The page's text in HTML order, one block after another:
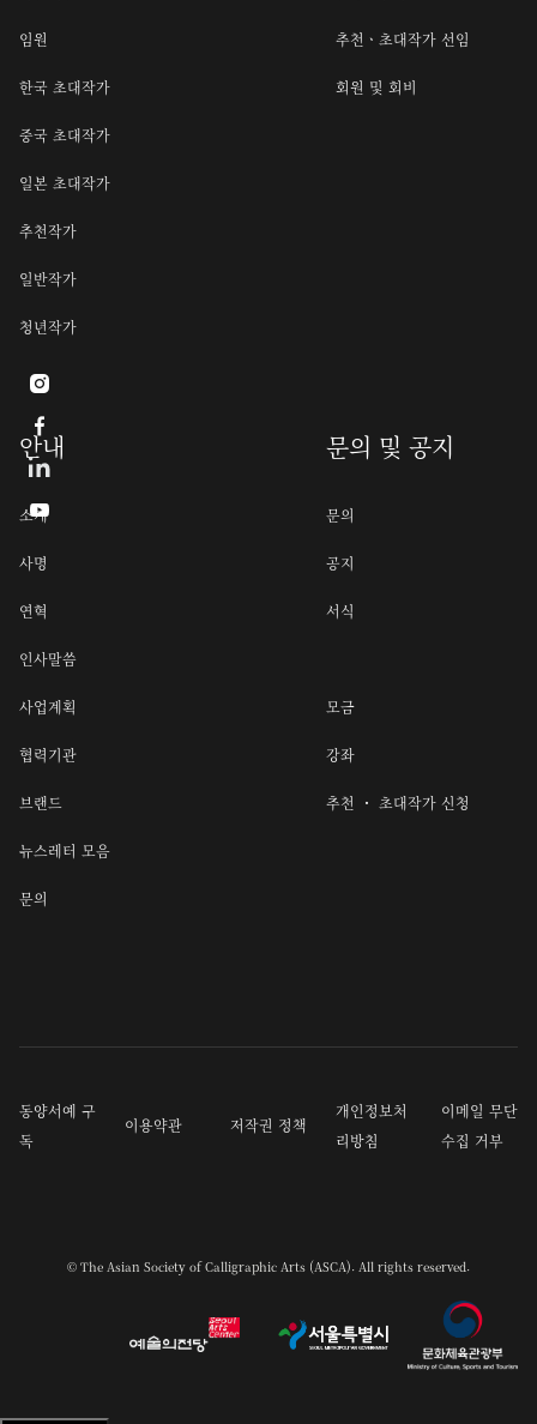
임원
한국 초대작가
중국 초대작가
일본 초대작가
추천작가
일반작가
청년작가
추천ㆍ초대작가 선임
회원 및 회비
안내
소개
사명
연혁
인사말씀
사업계획
협력기관
브랜드
뉴스레터 모음
문의
문의 및 공지
문의
공지
서식
모금
강좌
추천 ・ 초대작가 신청
동양서예 구
독
이용약관 저작권 정책
개인정보처
리방침
이메일 무단
수집 거부
© The Asian Society of Calligraphic Arts (ASCA). All rights reserved.


